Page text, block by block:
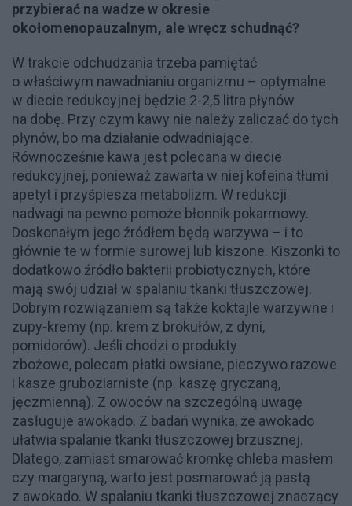
przybierać na wadze w okresie
okołomenopauzalnym, ale wręcz schudnąć?
W trakcie odchudzania trzeba pamiętać
o właściwym nawadnianiu organizmu – optymalne
w diecie redukcyjnej będzie 2-2,5 litra płynów
na dobę. Przy czym kawy nie należy zaliczać do tych
płynów, bo ma działanie odwadniające.
Równocześnie kawa jest polecana w diecie
redukcyjnej, ponieważ zawarta w niej kofeina tłumi
apetyt i przyśpiesza metabolizm. W redukcji
nadwagi na pewno pomoże błonnik pokarmowy.
Doskonałym jego źródłem będą warzywa – i to
głównie te w formie surowej lub kiszone. Kiszonki to
dodatkowo źródło bakterii probiotycznych, które
mają swój udział w spalaniu tkanki tłuszczowej.
Dobrym rozwiązaniem są także koktajle warzywne i
zupy-kremy (np. krem z brokułów, z dyni,
pomidorów). Jeśli chodzi o produkty
zbożowe, polecam płatki owsiane, pieczywo razowe
i kasze gruboziarniste (np. kaszę gryczaną,
jęczmienną). Z owoców na szczególną uwagę
zasługuje awokado. Z badań wynika, że awokado
ułatwia spalanie tkanki tłuszczowej brzusznej.
Dlatego, zamiast smarować kromkę chleba masłem
czy margaryną, warto jest posmarować ją pastą
z awokado. W spalaniu tkanki tłuszczowej znaczący